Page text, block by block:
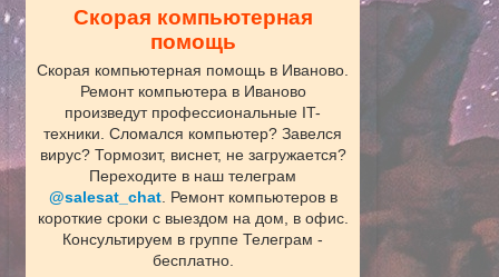
Скорая компьютерная
помощь
Скорая компьютерная помощь в Иваново.
Ремонт компьютера в Иваново
произведут профессиональные IT-
техники. Сломался компьютер? Завелся
вирус? Тормозит, виснет, не загружается?
Переходите в наш телеграм
@salesat_chat. Ремонт компьютеров в
короткие сроки с выездом на дом, в офис.
Консультируем в группе Телеграм -
бесплатно.